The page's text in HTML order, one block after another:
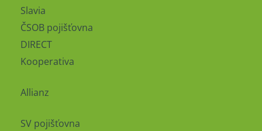
Slavia
ČSOB pojišťovna
DIRECT
Kooperativa
Allianz
SV pojišťovna